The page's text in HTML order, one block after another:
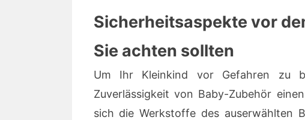
Sicherheitsaspekte vor
Sie achten sollten
Um Ihr Kleinkind vor Gefahren zu
Zuverlässigkeit von Baby-Zubehör
sich die Werkstoffe des auserwählten